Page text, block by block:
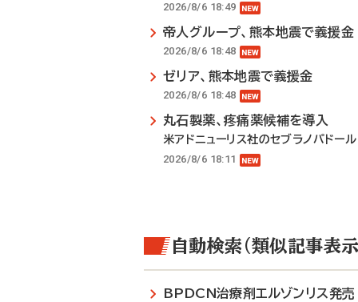
2026/8/6 18:49
帝人グループ、熊本地震で義援金
2026/8/6 18:48
ゼリア、熊本地震で義援金
2026/8/6 18:48
丸石製薬、疼痛薬候補を導入
米アドニューリス社のセブラノパドール
2026/8/6 18:11
自動検索（類似記事表示
BPDCN治療剤エルゾンリス発売